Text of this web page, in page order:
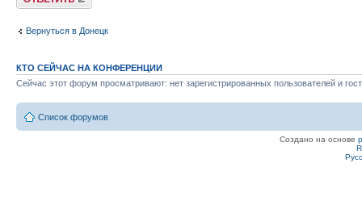
Вернуться в Донецк
КТО СЕЙЧАС НА КОНФЕРЕНЦИИ
Сейчас этот форум просматривают: нет зарегистрированных пользователей и
Список форумов
Создано на основе